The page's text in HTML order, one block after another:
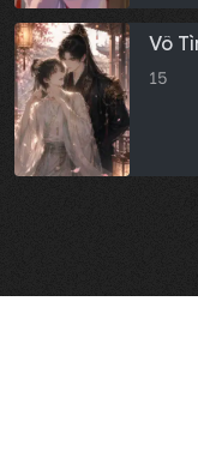
Vô
15